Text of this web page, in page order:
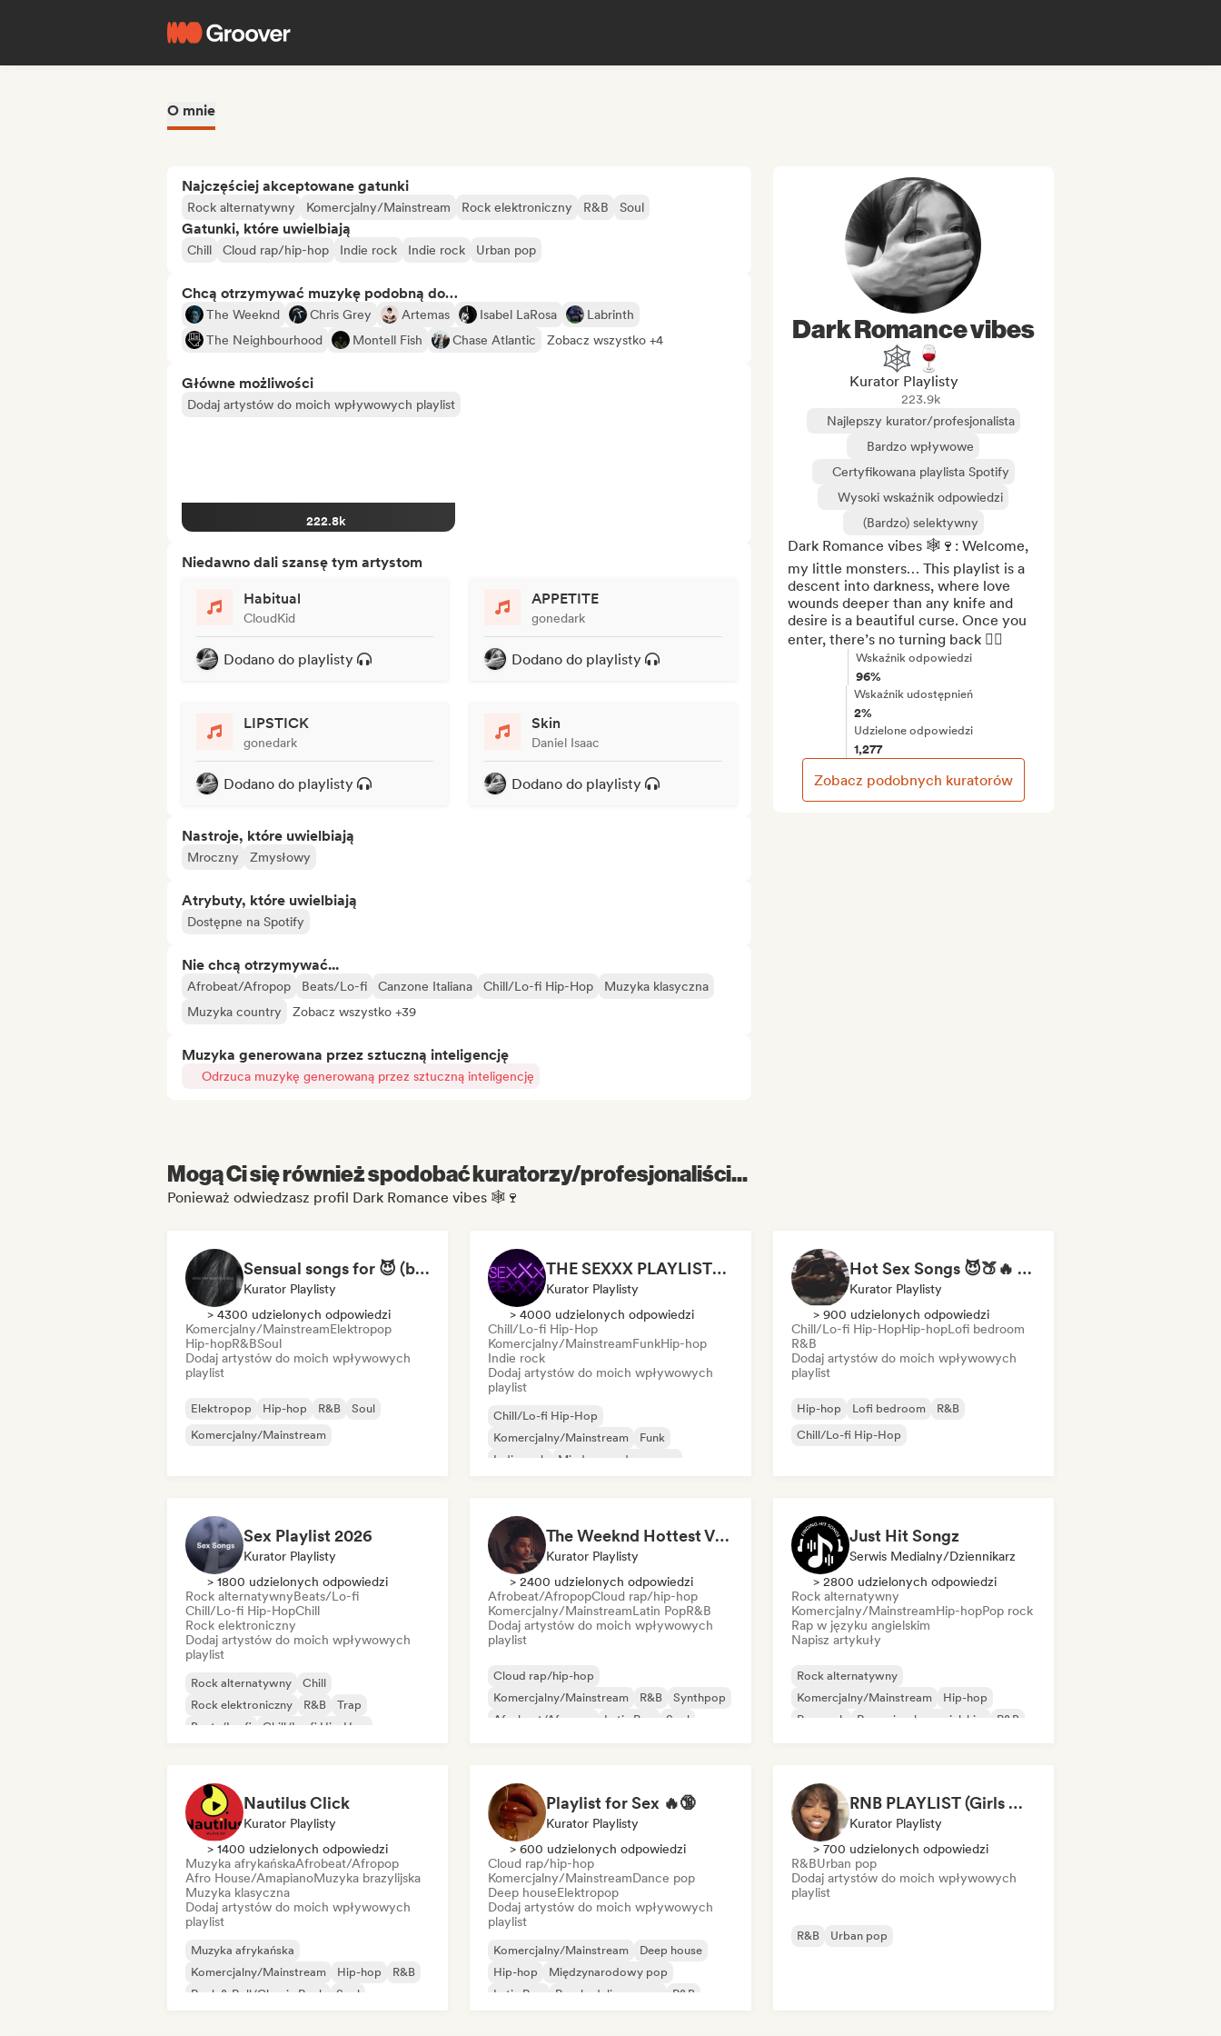
O mnie
Najczęściej akceptowane gatunki
Rock alternatywny Komercjalny/Mainstream Rock elektroniczny R&B Soul
Gatunki, które uwielbiają
Chill Cloud rap/hip-hop Indie rock Indie rock Urban pop
Chcą otrzymywać muzykę podobną do…
The Weeknd Chris Grey Artemas Isabel LaRosa
Labrinth
The Neighbourhood
Montell Fish Chase Atlantic Zobacz wszystko +4
Główne możliwości
Dodaj artystów do moich wpływowych playlist
222.8k
Niedawno dali szansę tym artystom
Habitual
CloudKid
Dodano do playlisty
APPETITE
gonedark
Dodano do playlisty
LIPSTICK
gonedark
Dodano do playlisty
Skin
Daniel Isaac
Dodano do playlisty
Nastroje, które uwielbiają
Mroczny Zmysłowy
Atrybuty, które uwielbiają
Dostępne na Spotify
Nie chcą otrzymywać...
Afrobeat/Afropop Beats/Lo-fi Canzone Italiana Chill/Lo-fi Hip-Hop
Muzyka klasyczna
Muzyka country
Zobacz wszystko +39
Muzyka generowana przez sztuczną inteligencję
Odrzuca muzykę generowaną przez sztuczną inteligencję
Dark Romance vibes
🕸️🍷
Kurator Playlisty
223.9k
Najlepszy kurator/profesjonalista
Bardzo wpływowe
Certyfikowana playlista Spotify
Wysoki wskaźnik odpowiedzi
(Bardzo) selektywny
Dark Romance vibes 🕸️🍷: Welcome,
my little monsters… This playlist is a
descent into darkness, where love
wounds deeper than any knife and
desire is a beautiful curse. Once you
enter, there’s no turning back ❤️‍🔥
Wskaźnik odpowiedzi
96%
Wskaźnik udostępnień
2%
Udzielone odpowiedzi
1,277
Zobacz podobnych kuratorów
Mogą Ci się również spodobać kuratorzy/profesjonaliści...
Ponieważ odwiedzasz profil Dark Romance vibes 🕸️🍷
Sensual songs for 😈 (by R3YAN)
Kurator Playlisty
> 4300 udzielonych odpowiedzi
Komercjalny/MainstreamElektropop
Hip-hopR&BSoul
Dodaj artystów do moich wpływowych
playlist
Elektropop Hip-hop R&B
Soul
Komercjalny/Mainstream
THE SEXXX PLAYLIST🔞: HOTTEST BEDROOM SONGS | SEXUAL APPETITE 👅💦
Kurator Playlisty
> 4000 udzielonych odpowiedzi
Chill/Lo-fi Hip-Hop
Komercjalny/MainstreamFunkHip-hop
Indie rock
Dodaj artystów do moich wpływowych
playlist
Chill/Lo-fi Hip-Hop
Komercjalny/Mainstream
Funk
Indie rock
Międzynarodowy pop
Hot Sex Songs 😈🍑🔥 Bedroom Playlist
Kurator Playlisty
> 900 udzielonych odpowiedzi
Chill/Lo-fi Hip-HopHip-hopLofi bedroom
R&B
Dodaj artystów do moich wpływowych
playlist
Hip-hop Lofi bedroom
R&B
Chill/Lo-fi Hip-Hop
Sex Playlist 2026
Kurator Playlisty
> 1800 udzielonych odpowiedzi
Rock alternatywnyBeats/Lo-fi
Chill/Lo-fi Hip-HopChill
Rock elektroniczny
Dodaj artystów do moich wpływowych
playlist
Rock alternatywny
Chill
Rock elektroniczny
R&B
Trap
Beats/Lo-fi
Chill/Lo-fi Hip-Hop
The Weeknd Hottest Vibes🥵🔥(pop, rock, rnb, hiphop, sexy, dark, sad, chill, melancholy, moody, vibe)
Kurator Playlisty
> 2400 udzielonych odpowiedzi
Afrobeat/AfropopCloud rap/hip-hop
Komercjalny/MainstreamLatin PopR&B
Dodaj artystów do moich wpływowych
playlist
Cloud rap/hip-hop
Komercjalny/Mainstream
R&B
Synthpop
Afrobeat/Afropop
Latin Pop Soul
Just Hit Songz
Serwis Medialny/Dziennikarz
> 2800 udzielonych odpowiedzi
Rock alternatywny
Komercjalny/MainstreamHip-hopPop rock
Rap w języku angielskim
Napisz artykuły
Rock alternatywny
Komercjalny/Mainstream
Hip-hop
Pop rock
Rap w języku angielskim R&B
Nautilus Click
Kurator Playlisty
> 1400 udzielonych odpowiedzi
Muzyka afrykańskaAfrobeat/Afropop
Afro House/AmapianoMuzyka brazylijska
Muzyka klasyczna
Dodaj artystów do moich wpływowych
playlist
Muzyka afrykańska
Komercjalny/Mainstream
Hip-hop
R&B
Rock & Roll/Classic Rock
Soul
Playlist for Sex 🔥🔞
Kurator Playlisty
> 600 udzielonych odpowiedzi
Cloud rap/hip-hop
Komercjalny/MainstreamDance pop
Deep houseElektropop
Dodaj artystów do moich wpływowych
playlist
Komercjalny/Mainstream
Deep house
Hip-hop
Międzynarodowy pop
Latin Pop
Psychedeliczny pop
R&B
RNB PLAYLIST (Girls We Trust)
Kurator Playlisty
> 700 udzielonych odpowiedzi
R&BUrban pop
Dodaj artystów do moich wpływowych
playlist
R&B Urban pop